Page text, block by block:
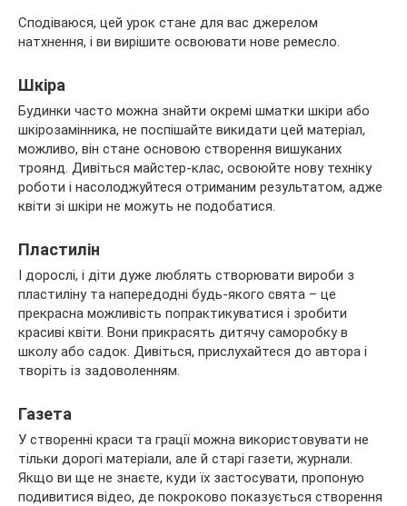
Сподіваюся, цей урок стане для вас джерелом
натхнення, і ви вирішите освоювати нове ремесло.
Шкіра
Будинки часто можна знайти окремі шматки шкіри або
шкірозамінника, не поспішайте викидати цей матеріал,
можливо, він стане основою створення вишуканих
троянд. Дивіться майстер-клас, освоюйте нову техніку
роботи і насолоджуйтеся отриманим результатом, адже
квіти зі шкіри не можуть не подобатися.
Пластилін
І дорослі, і діти дуже люблять створювати вироби з
пластиліну та напередодні будь-якого свята – це
прекрасна можливість попрактикуватися і зробити
красиві квіти. Вони прикрасять дитячу саморобку в
школу або садок. Дивіться, прислухайтеся до автора і
творіть із задоволенням.
Газета
У створенні краси та грації можна використовувати не
тільки дорогі матеріали, але й старі газети, журнали.
Якщо ви ще не знаєте, куди їх застосувати, пропоную
подивитися відео, де покроково показується створення